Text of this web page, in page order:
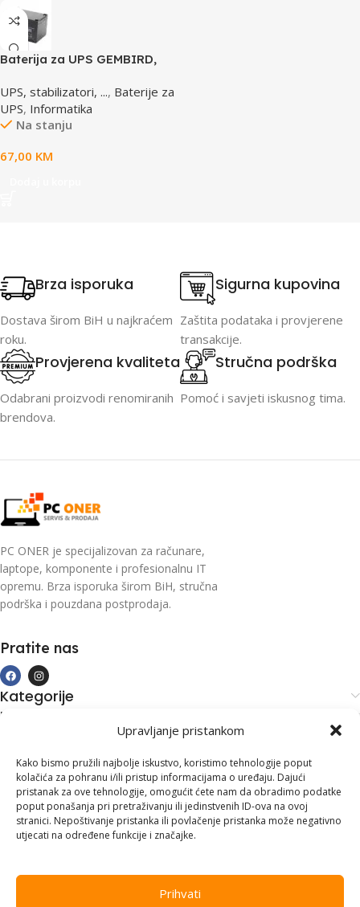
Upravljanje pristankom
Kako bismo pružili najbolje iskustvo, koristimo tehnologije poput
kolačića za pohranu i/ili pristup informacijama o uređaju. Dajući
pristanak za ove tehnologije, omogućit ćete nam da obradimo podatke
poput ponašanja pri pretraživanju ili jedinstvenih ID-ova na ovoj
stranici. Nepoštivanje pristanka ili povlačenje pristanka može negativno
utjecati na određene funkcije i značajke.
Prihvati
Baterija za UPS GEMBIRD,
UPS, stabilizatori, ..., Baterije za
UPS, Informatika
Na stanju
67,00 KM
Brza isporuka
Dostava širom BiH u najkraćem
roku.
Sigurna kupovina
Zaštita podataka i provjerene
transakcije.
Provjerena kvaliteta
Odabrani proizvodi renomiranih
brendova.
Stručna podrška
Pomoć i savjeti iskusnog tima.
PC ONER je specijalizovan za računare,
laptope, komponente i profesionalnu IT
opremu. Brza isporuka širom BiH, stručna
podrška i pouzdana postprodaja.
Pratite nas
Kategorije
Kupovina i podrška
Kontakt informacije
Branilaca Bosne, 75 300 Lukavac
+387 35 555 999
info@pconer.ba